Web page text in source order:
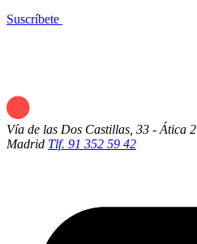
Suscríbete
Vía de las Dos Castillas, 33 - Ática 2
Madrid Tlf. 91 352 59 42